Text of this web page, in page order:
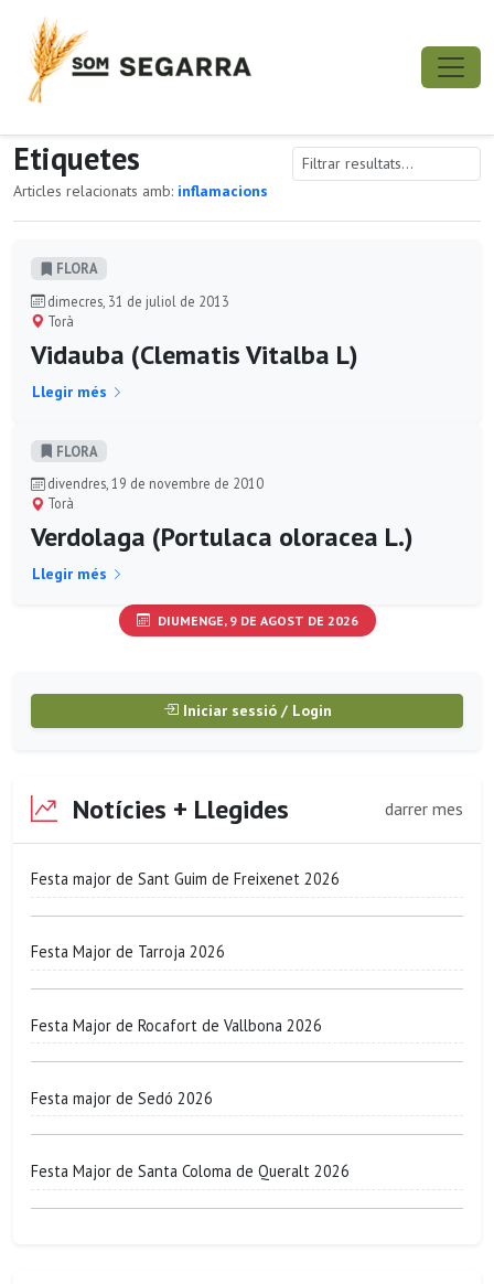
Etiquetes
Articles relacionats amb: inflamacions
FLORA
dimecres, 31 de juliol de 2013
Torà
Vidauba (Clematis Vitalba L)
Llegir més
FLORA
divendres, 19 de novembre de 2010
Torà
Verdolaga (Portulaca oloracea L.)
Llegir més
DIUMENGE, 9 DE AGOST DE 2026
Iniciar sessió / Login
Notícies + Llegides darrer mes
Festa major de Sant Guim de Freixenet 2026
Festa Major de Tarroja 2026
Festa Major de Rocafort de Vallbona 2026
Festa major de Sedó 2026
Festa Major de Santa Coloma de Queralt 2026